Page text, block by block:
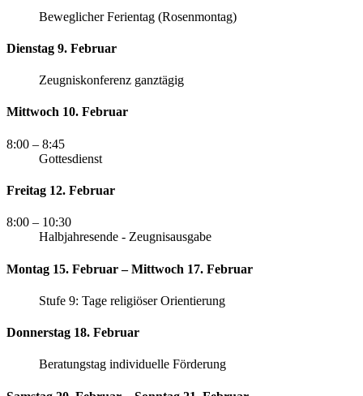
Beweglicher Ferientag (Rosenmontag)
Dienstag 9. Februar
Zeugniskonferenz ganztägig
Mittwoch 10. Februar
8:00 – 8:45
Gottesdienst
Freitag 12. Februar
8:00 – 10:30
Halbjahresende - Zeugnisausgabe
Montag 15. Februar – Mittwoch 17. Februar
Stufe 9: Tage religiöser Orientierung
Donnerstag 18. Februar
Beratungstag individuelle Förderung